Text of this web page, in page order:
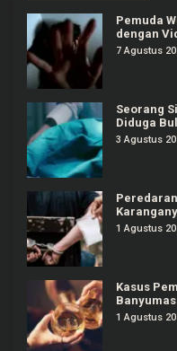
Pemuda
dengan
Ditangkap
7 Agustus
Seorang
Diduga
3 Agustus
1 Agustus
Kasus
Koplo
1 Agustus